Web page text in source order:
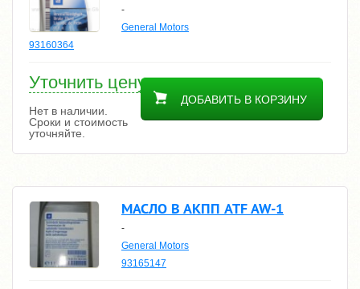
-
General Motors
93160364
Уточнить цену
ДОБАВИТЬ В КОРЗИНУ
Нет в наличии.
Сроки и стоимость
уточняйте.
МАСЛО В АКПП ATF AW-1
-
General Motors
93165147